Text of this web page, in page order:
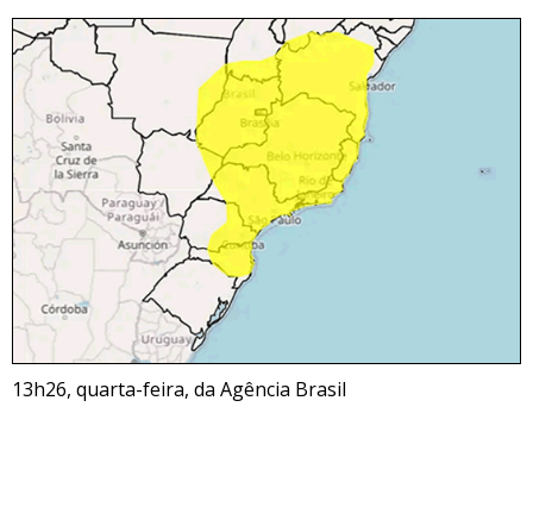
13h26, quarta-feira, da Agência Brasil